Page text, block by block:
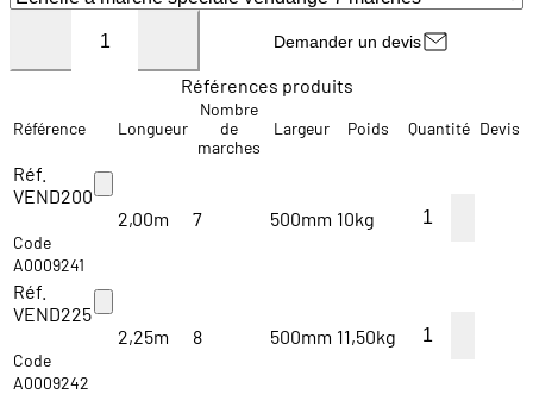
Demander un devis
Références produits
Référence Longueur
Nombre
de
marches
Largeur Poids Quantité Devis
Réf.
VEND200
Code
A0009241
2,00m 7 500mm 10kg
Réf.
VEND225
Code
A0009242
2,25m 8 500mm 11,50kg